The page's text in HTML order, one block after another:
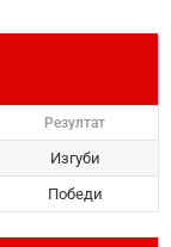
Резултат
Изгуби
Победи